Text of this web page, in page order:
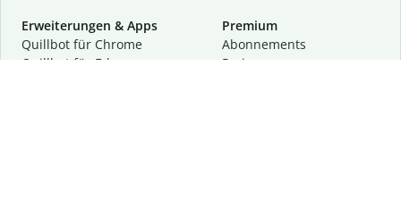
Erweiterungen & Apps
Quillbot für Chrome
Quillbot für Edge
Premium
Abon­ne­ments
Preise